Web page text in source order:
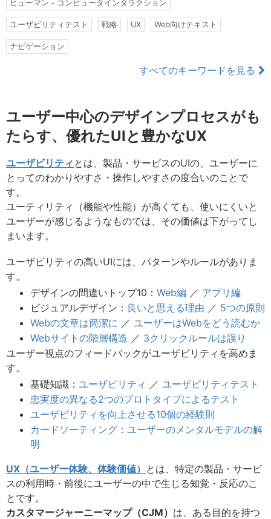
ヒューマン－コンピュータインタラクション
ユーザビリティテスト 戦略 UX Web向けテキスト
ナビゲーション
すべてのキーワードを見る
ユーザー中心のデザインプロセスがも
たらす、優れたUIと豊かなUX
ユーザビリティ とは、製品・サービスのUIの、ユーザーに
とってのわかりやすさ・操作しやすさの度合いのことで
す。
ユーティリティ（機能や性能）が高くても、使いにくいと
ユーザーが感じるようなものでは、その価値は下がってし
まいます。
ユーザビリティの高いUIには、パターンやルールがありま
す。
デザインの間違いトップ10： Web編 ／ アプリ編
ビジュアルデザイン： 良いと思える理由 ／ 5つの原則
Webの文章は簡潔に ／ ユーザーはWebをどう読むか
Webサイトの階層構造 ／ 3クリックルールは誤り
ユーザー視点のフィードバックがユーザビリティを高めま
す。
基礎知識： ユーザビリティ ／ ユーザビリティテスト
忠実度の異なる2つのプロトタイプによるテスト
ユーザビリティを向上させる10個の経験則
カードソーティング：ユーザーのメンタルモデルの解
明
UX（ユーザー体験、体験価値） とは、特定の製品・サービ
スの利用時・前後にユーザーの中で生じる知覚・反応のこ
とです。
カスタマージャーニーマップ（CJM） は、ある目的を持つ